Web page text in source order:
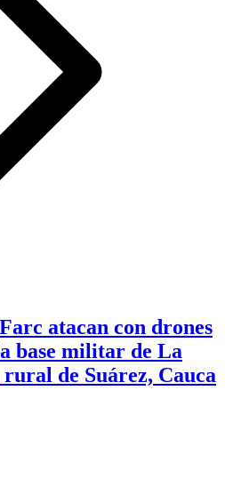
atacan con drones
base militar de La
de Suárez, Cauca